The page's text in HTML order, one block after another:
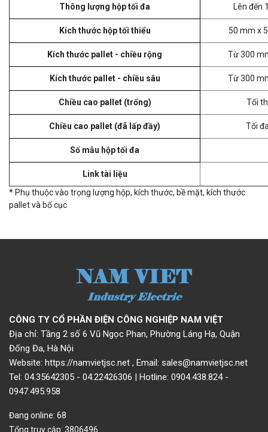
Thông lượng hộp tối đa Lên đến
Kích thước hộp tối thiểu 50 mm x
Kích thước pallet - chiều rộng Từ 300
Kích thước pallet - chiều sâu Từ 300
Chiều cao pallet (trống) Tối
Chiều cao pallet (đã lấp đầy) Tối
Số mẫu hộp tối đa
Link tài liệu
* Phụ thuộc vào trọng lượng hộp, kích thước, bề mặt, kích thước
pallet và bố cục
CÔNG TY CỔ PHẦN ĐIỆN CÔNG NGHIỆP NAM VIỆT
Địa chỉ: Tầng 2 số 6 Vũ Ngọc Phan, Phường Láng Hạ, Quận
Đống Đa, Hà Nội
Website: https://namvietjsc.net , Email: sales@namvietjsc.net
Tel: 04.35642305 - 04.22426306 | Hotline: 0904.438.824-
0947.495.958
Đang online: 68
Tổng truy cập: 3806496